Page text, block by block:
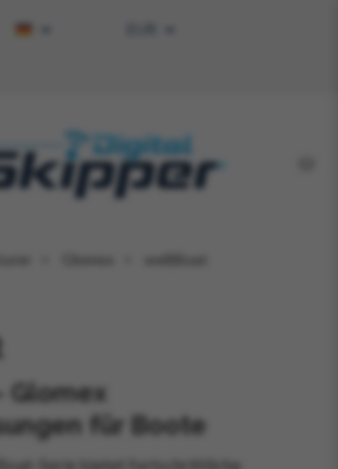
Glomex
für Boote